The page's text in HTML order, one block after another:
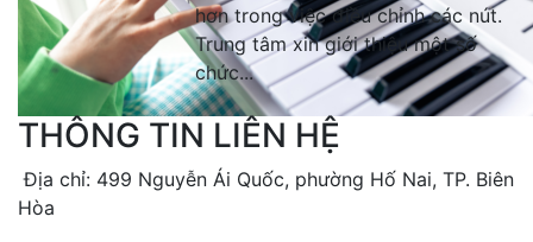
hơn trong việc điều chỉnh các nút.
Trung tâm xin giới thiệu một số
chức...
THÔNG TIN LIÊN HỆ
Địa chỉ: 499 Nguyễn Ái Quốc, phường Hố Nai, TP. Biên
Hòa